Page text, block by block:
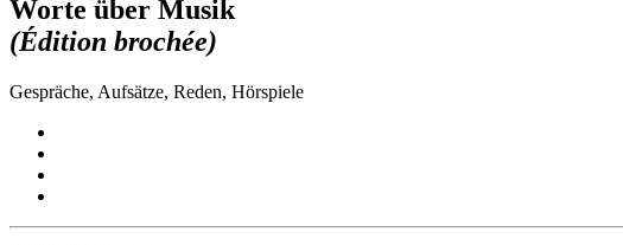
Worte über Musik
(Édition brochée)
Gespräche, Aufsätze, Reden, Hörspiele